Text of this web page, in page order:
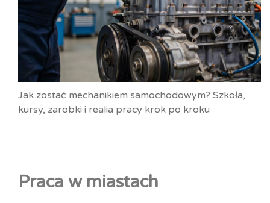
Jak zostać mechanikiem samochodowym? Szkoła,
kursy, zarobki i realia pracy krok po kroku
Praca w miastach